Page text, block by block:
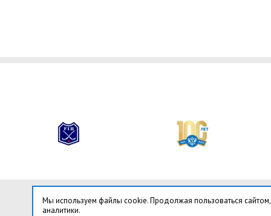
Мы используем файлы cookie. Продолжая пользоваться
аналитики.